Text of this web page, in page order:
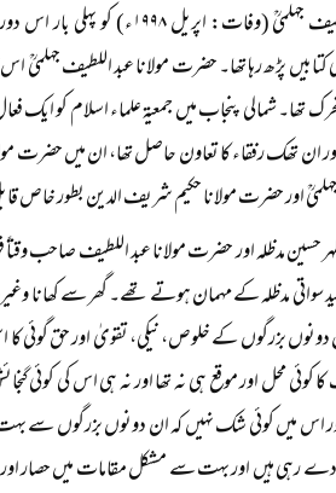
حضرت مولانا عبد اللطیف جہلمیؒ
کتابیں پڑھ رہا تھا۔ حضرت مولانا عبد اللطیف
تھا۔ شمالی پنجاب میں جمعیۃ علماء اسلام کو
تھک رفقاء کا تعاون حاصل تھا، ان میں حضرت
اور حضرت مولانا حکیم شریف الدین بطور خاص
مدظلہ اور حضرت مولانا عبد اللطیف صاحب وقتاً‌
سواتی مدظلہ کے مہمان ہوتے تھے۔ گھر سے کھانا
بزرگوں کے خلوص، نیکی، تقویٰ اور حق گوئی
محل اور موقع ہی نہ تھا اور نہ ہی اس کی کوئی
اس میں کوئی شک نہیں کہ ان دونوں بزرگوں سے
رہی ہیں اور بہت سے مشکل مقامات میں حصار اور